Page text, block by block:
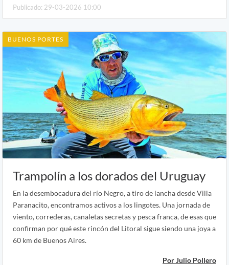
Publicado: 29-03-2026 10:00
BUENOS PORTES
Trampolín a los dorados del Uruguay
En la desembocadura del río Negro, a tiro de lancha desde Villa
Paranacito, encontramos activos a los lingotes. Una jornada de
viento, correderas, canaletas secretas y pesca franca, de esas que
confirman por qué este rincón del Litoral sigue siendo una joya a
60 km de Buenos Aires.
Por Julio Pollero